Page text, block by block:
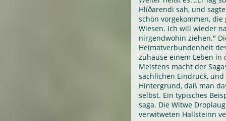
Hlíðarendi sah, und
schön vorgekommen,
Wiesen. Ich will wieder
nirgendwohin ziehen."
Heimatverbundenheit
zuhause einem Leben in
Meistens macht der
sachlichen Eindruck,
Hintergrund, daß man
selbst. Ein typisches
saga. Die Witwe
verwitweten Hallsteinn